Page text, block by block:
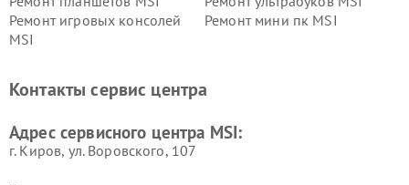
Ремонт игровых консолей
MSI
Ремонт мини пк MSI
Контакты сервис центра
Адрес сервисного центра MSI:
г. Киров, ул. Воровского, 107